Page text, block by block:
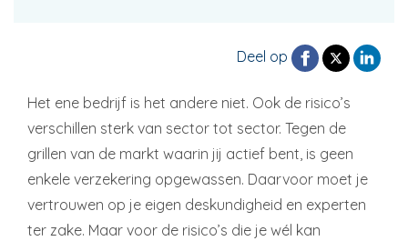
Deel op
Het ene bedrijf is het andere niet. Ook de risico’s
verschillen sterk van sector tot sector. Tegen de
grillen van de markt waarin jij actief bent, is geen
enkele verzekering opgewassen. Daarvoor moet je
vertrouwen op je eigen deskundigheid en experten
ter zake. Maar voor de risico’s die je wél kan